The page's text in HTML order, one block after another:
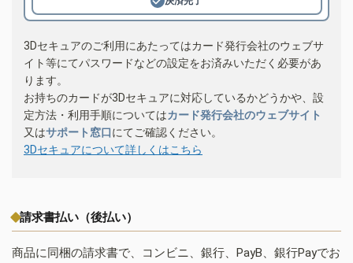
3Dセキュアのご利用にあたってはカード発行会社のウェブサ
イト等にてパスワードなどの設定をお済みいただく必要があ
ります。
お持ちのカードが3Dセキュアに対応しているかどうかや、設
定方法・利用手順についてはカード発行会社のウェブサイト
又はサポート窓口にてご確認ください。
3Dセキュアについて詳しくはこちら
請求書払い（後払い）
商品に同梱の請求書で、コンビニ、銀行、PayB、銀行Payでお